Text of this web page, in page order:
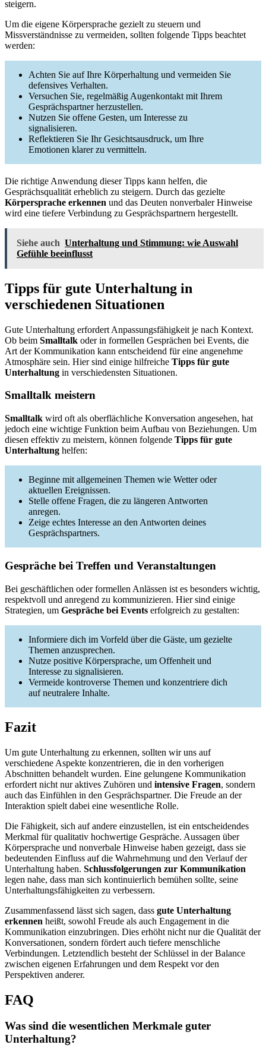
steigern.
Um die eigene Körpersprache gezielt zu steuern und
Missverständnisse zu vermeiden, sollten folgende Tipps beachtet
werden:
Achten Sie auf Ihre Körperhaltung und vermeiden Sie
defensives Verhalten.
Versuchen Sie, regelmäßig Augenkontakt mit Ihrem
Gesprächspartner herzustellen.
Nutzen Sie offene Gesten, um Interesse zu
signalisieren.
Reflektieren Sie Ihr Gesichtsausdruck, um Ihre
Emotionen klarer zu vermitteln.
Die richtige Anwendung dieser Tipps kann helfen, die
Gesprächsqualität erheblich zu steigern. Durch das gezielte
Körpersprache erkennen und das Deuten nonverbaler Hinweise
wird eine tiefere Verbindung zu Gesprächspartnern hergestellt.
Siehe auch Unterhaltung und Stimmung: wie Auswahl
Gefühle beeinflusst
Tipps für gute Unterhaltung in
verschiedenen Situationen
Gute Unterhaltung erfordert Anpassungsfähigkeit je nach Kontext.
Ob beim Smalltalk oder in formellen Gesprächen bei Events, die
Art der Kommunikation kann entscheidend für eine angenehme
Atmosphäre sein. Hier sind einige hilfreiche Tipps für gute
Unterhaltung in verschiedensten Situationen.
Smalltalk meistern
Smalltalk wird oft als oberflächliche Konversation angesehen, hat
jedoch eine wichtige Funktion beim Aufbau von Beziehungen. Um
diesen effektiv zu meistern, können folgende Tipps für gute
Unterhaltung helfen:
Beginne mit allgemeinen Themen wie Wetter oder
aktuellen Ereignissen.
Stelle offene Fragen, die zu längeren Antworten
anregen.
Zeige echtes Interesse an den Antworten deines
Gesprächspartners.
Gespräche bei Treffen und Veranstaltungen
Bei geschäftlichen oder formellen Anlässen ist es besonders wichtig,
respektvoll und anregend zu kommunizieren. Hier sind einige
Strategien, um Gespräche bei Events erfolgreich zu gestalten:
Informiere dich im Vorfeld über die Gäste, um gezielte
Themen anzusprechen.
Nutze positive Körpersprache, um Offenheit und
Interesse zu signalisieren.
Vermeide kontroverse Themen und konzentriere dich
auf neutralere Inhalte.
Fazit
Um gute Unterhaltung zu erkennen, sollten wir uns auf
verschiedene Aspekte konzentrieren, die in den vorherigen
Abschnitten behandelt wurden. Eine gelungene Kommunikation
erfordert nicht nur aktives Zuhören und intensive Fragen, sondern
auch das Einfühlen in den Gesprächspartner. Die Freude an der
Interaktion spielt dabei eine wesentliche Rolle.
Die Fähigkeit, sich auf andere einzustellen, ist ein entscheidendes
Merkmal für qualitativ hochwertige Gespräche. Aussagen über
Körpersprache und nonverbale Hinweise haben gezeigt, dass sie
bedeutenden Einfluss auf die Wahrnehmung und den Verlauf der
Unterhaltung haben. Schlussfolgerungen zur Kommunikation
legen nahe, dass man sich kontinuierlich bemühen sollte, seine
Unterhaltungsfähigkeiten zu verbessern.
Zusammenfassend lässt sich sagen, dass gute Unterhaltung
erkennen heißt, sowohl Freude als auch Engagement in die
Kommunikation einzubringen. Dies erhöht nicht nur die Qualität der
Konversationen, sondern fördert auch tiefere menschliche
Verbindungen. Letztendlich besteht der Schlüssel in der Balance
zwischen eigenen Erfahrungen und dem Respekt vor den
Perspektiven anderer.
FAQ
Was sind die wesentlichen Merkmale guter
Unterhaltung?